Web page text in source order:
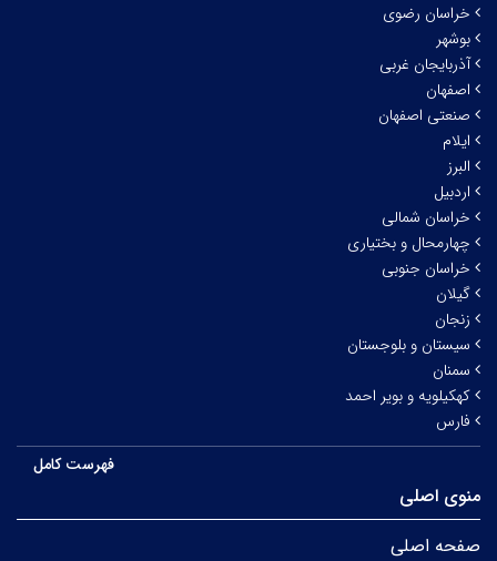
خراسان رضوی
بوشهر
آذربایجان غربی
اصفهان
صنعتی اصفهان
ایلام
البرز
اردبیل
خراسان شمالی
چهارمحال و بختیاری
خراسان جنوبی
گیلان
زنجان
سیستان و بلوجستان
سمنان
کهکیلویه و بویر احمد
فارس
فهرست کامل
منوی اصلی
صفحه اصلی